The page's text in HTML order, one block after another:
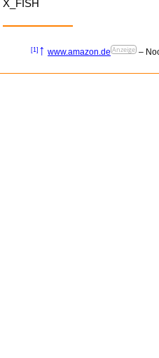
X_FISH
[1] ↑ www.amazon.de Anzeige –